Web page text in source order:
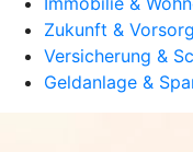
Zukunft &
Versicherung &
Geldanlage &